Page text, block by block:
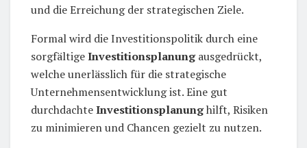
und die Erreichung der strategischen Ziele.
Formal wird die Investitionspolitik durch eine
sorgfältigeInvestitionsplanungausgedrückt,
welche unerlässlich für die strategische
Unternehmensentwicklung ist. Eine gut
durchdachteInvestitionsplanunghilft, Risiken
zu minimieren und Chancen gezielt zu nutzen.